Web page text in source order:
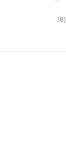
(8)